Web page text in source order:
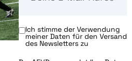
Ich stimme der Verwendung
meiner Daten für den Versand
des Newsletters zu